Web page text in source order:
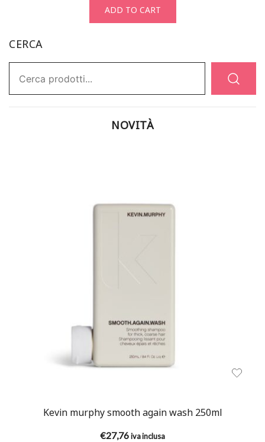
ADD TO CART
CERCA
NOVITÀ
Kevin murphy smooth again wash 250ml
€27,76iva inclusa